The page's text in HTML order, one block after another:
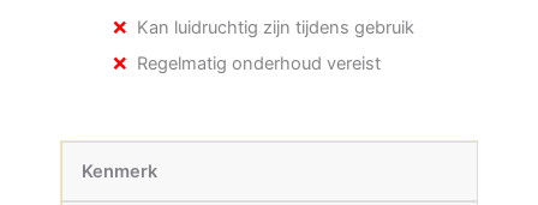
Kan luidruchtig zijn tijdens gebruik
Regelmatig onderhoud vereist
Kenmerk